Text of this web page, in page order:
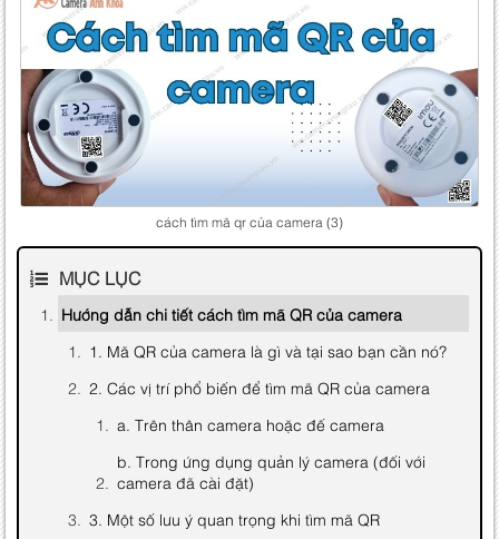
cách tìm mã qr của camera (3)
MỤC LỤC
Hướng dẫn chi tiết cách tìm mã QR của camera
1. Mã QR của camera là gì và tại sao bạn cần nó?
2. Các vị trí phổ biến để tìm mã QR của camera
a. Trên thân camera hoặc đế camera
b. Trong ứng dụng quản lý camera (đối với
camera đã cài đặt)
3. Một số lưu ý quan trọng khi tìm mã QR